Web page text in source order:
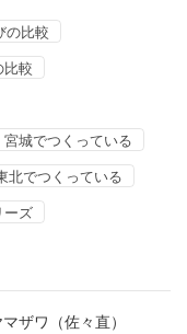
の比較
比較
宮城でつくっている
北でつくっている
ーズ
ザワ（佐々直）